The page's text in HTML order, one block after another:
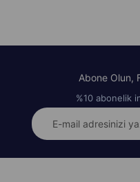
Abone Olun,
%10 abonelik